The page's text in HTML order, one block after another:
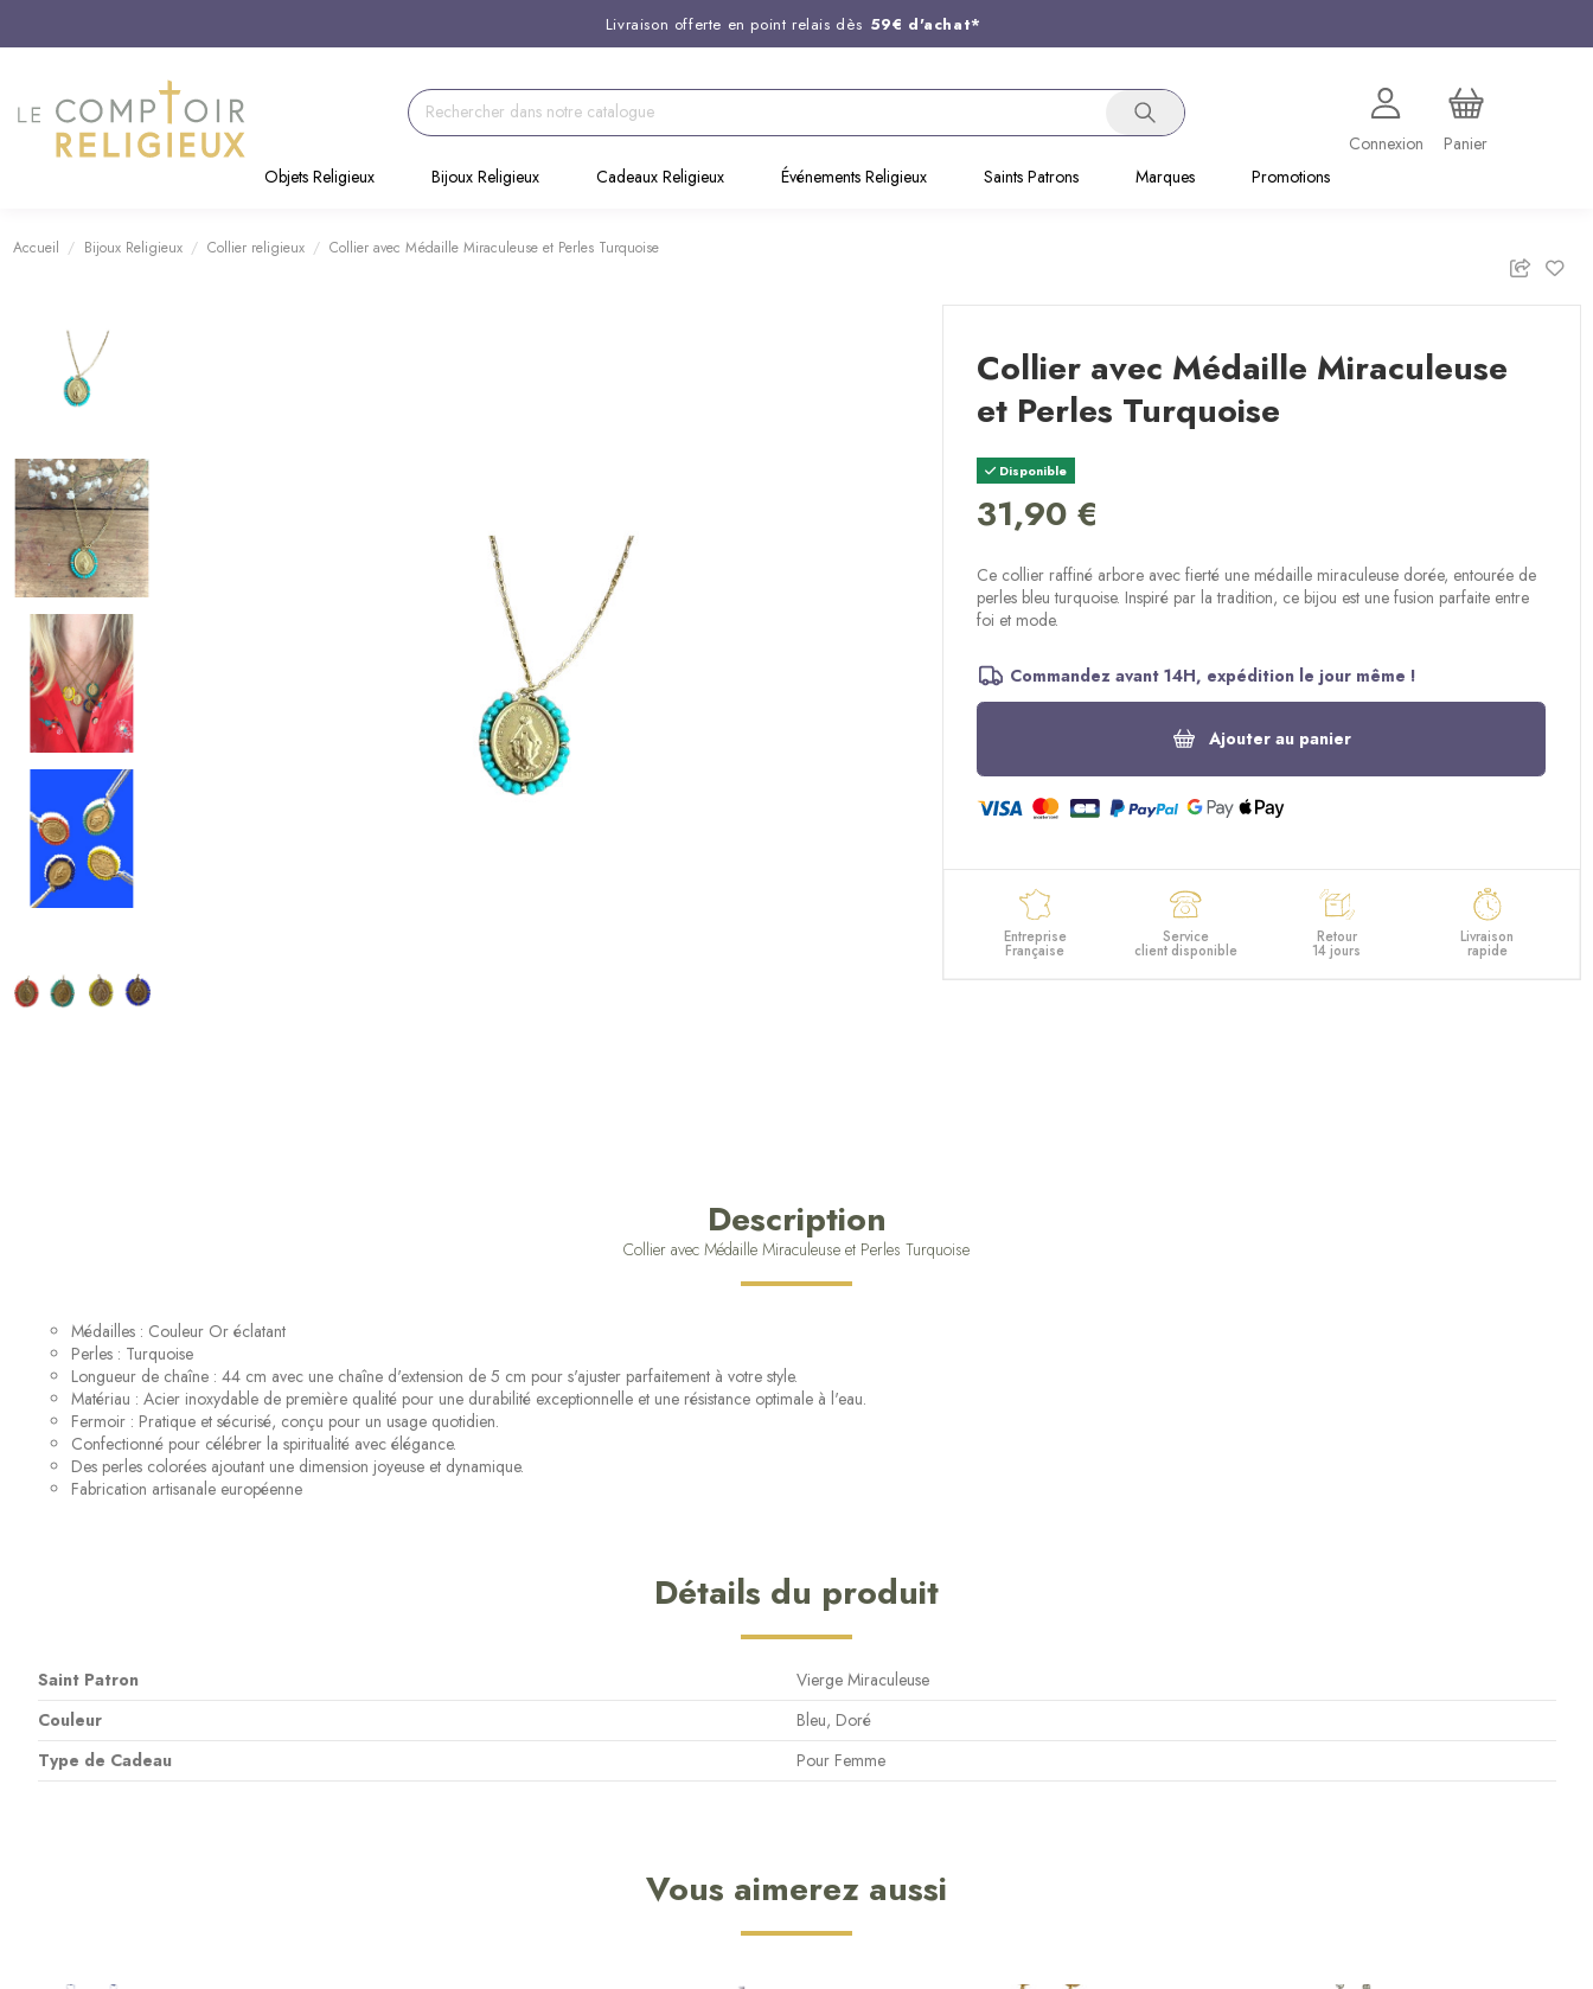
Livraison offerte en point relais dès 59€ d'achat*
Support client disponible au
Commandez avant 14H, expédition le jour même !
Connexion
Panier
Objets Religieux
Bijoux Religieux Cadeaux Religieux Événements Religieux Saints Patrons Marques Promotions
Accueil Bijoux Religieux Collier religieux Collier avec Médaille Miraculeuse et Perles Turquoise
Collier avec Médaille Miraculeuse
et Perles Turquoise
Disponible
31,90 €
Ce collier raffiné arbore avec fierté une médaille miraculeuse dorée, entourée de
perles bleu turquoise. Inspiré par la tradition, ce bijou est une fusion parfaite entre
foi et mode.
Commandez avant 14H, expédition le jour même !
Ajouter au panier
Entreprise
Française
Service
client disponible
Retour
14 jours
Livraison
rapide
Description
Collier avec Médaille Miraculeuse et Perles Turquoise
Médailles : Couleur Or éclatant
Perles : Turquoise
Longueur de chaîne : 44 cm avec une chaîne d'extension de 5 cm pour s'ajuster parfaitement à votre style.
Matériau : Acier inoxydable de première qualité pour une durabilité exceptionnelle et une résistance optimale à l'eau.
Fermoir : Pratique et sécurisé, conçu pour un usage quotidien.
Confectionné pour célébrer la spiritualité avec élégance.
Des perles colorées ajoutant une dimension joyeuse et dynamique.
Fabrication artisanale européenne
Détails du produit
Saint Patron
Vierge Miraculeuse
Couleur
Bleu, Doré
Type de Cadeau
Pour Femme
Vous aimerez aussi